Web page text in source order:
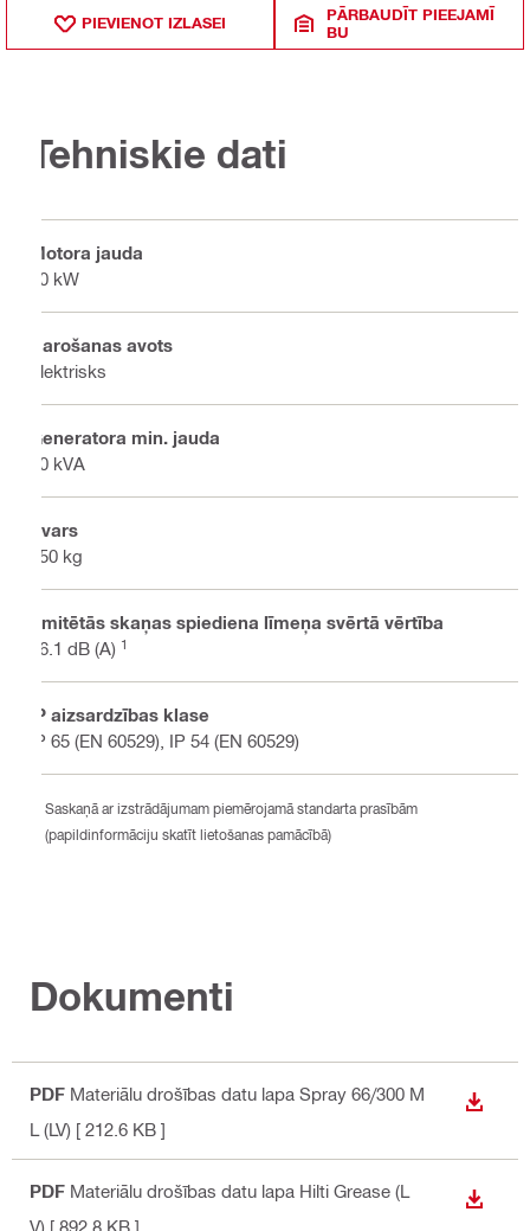
PIEVIENOT IZLASEI
PĀRBAUDĪT PIEEJAMĪ
BU
Tehniskie dati
Motora jauda
30 kW
Barošanas avots
Elektrisks
Ģeneratora min. jauda
80 kVA
Svars
550 kg
Emitētās skaņas spiediena līmeņa svērtā vērtība
86.1 dB (A) 1
IP aizsardzības klase
IP 65 (EN 60529), IP 54 (EN 60529)
Saskaņā ar izstrādājumam piemērojamā standarta prasībām
(papildinformāciju skatīt lietošanas pamācībā)
Dokumenti
PDF Materiālu drošības datu lapa Spray 66/300 M
L (LV) [ 212.6 KB ]
PDF Materiālu drošības datu lapa Hilti Grease (L
V) [ 892.8 KB ]